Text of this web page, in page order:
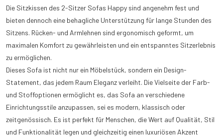
Die Sitzkissen des 2-Sitzer Sofas Happy sind angenehm fest und
bieten dennoch eine behagliche Unterstützung für lange Stunden des
Sitzens. Rücken- und Armlehnen sind ergonomisch geformt, um
maximalen Komfort zu gewährleisten und ein entspanntes Sitzerlebnis
zu ermöglichen.
Dieses Sofa ist nicht nur ein Möbelstück, sondern ein Design-
Statement, das jedem Raum Eleganz verleiht. Die Vielseite der Farb-
und Stoffoptionen ermöglicht es, das Sofa an verschiedene
Einrichtungsstile anzupassen, sei es modern, klassisch oder
zeitgenössisch. Es ist perfekt für Menschen, die Wert auf Qualität, Stil
und Funktionalität legen und gleichzeitig einen luxuriösen Akzent